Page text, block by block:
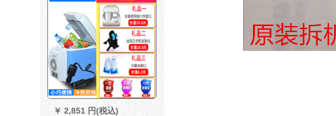
￥ 2,851 円(税込)